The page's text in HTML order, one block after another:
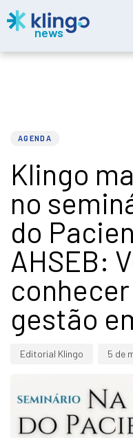
AGENDA
Klingo
no
do
AHSEB:
gestão
Editorial Klingo 5 de